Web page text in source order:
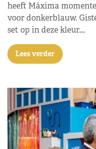
heeft Máxima
voor donkerblauw.
set op in deze kleur.…
Lees verder